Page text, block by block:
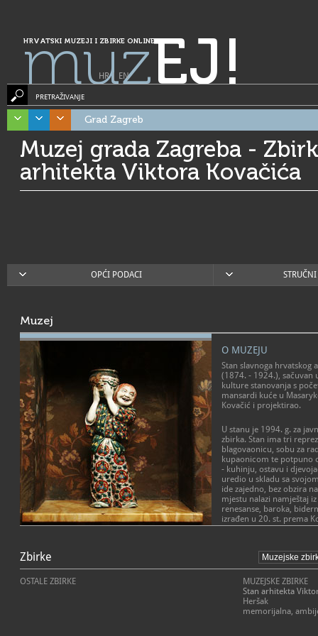
HRVATSKI MUZEJI I ZBIRKE ONLINE
muzEJ!
HR| EN
PRETRAŽIVANJE
Grad Zagreb
Muzej grada Zagreba -
arhitekta Viktora Kovačića
OPĆI PODACI
Muzej
O MUZEJU
Stan slavnoga hrvatskog
(1874. - 1924.),
kulture stanovanja s
mansardi kuće u
Kovačić i projektirao.
U stanu je 1994. g. za
zbirka. Stan ima tri
blagovaonicu, sobu za
kupaonicom te potpuno
- kuhinju, ostavu i
uredio u skladu sa
ide zajedno, bez obzira
mjestu nalazi namještaj
renesanse, baroka,
izrađen u 20. st. prema
u sobi za rad i razgovor
Neke su od značajki
ugradnja ormara i
dobio više prostora. U
crteži te različiti
Zbirke
OSTALE ZBIRKE
MUZEJSKE ZBIRKE
Stan arhitekta
Heršak
memorijalna,